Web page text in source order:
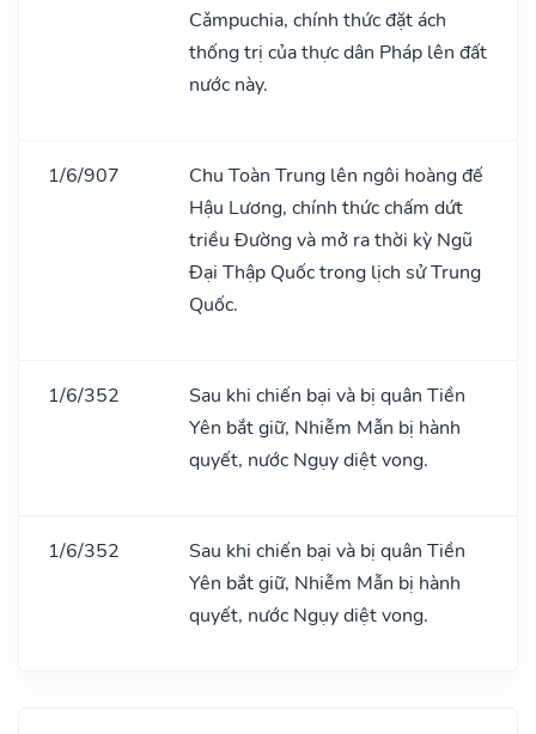
Cǎmpuchia, chính thức đặt ách
thống trị của thực dân Pháp lên đất
nước này.
1/6/907
Chu Toàn Trung lên ngôi hoàng đế
Hậu Lương, chính thức chấm dứt
triều Đường và mở ra thời kỳ Ngũ
Đại Thập Quốc trong lịch sử Trung
Quốc.
1/6/352
Sau khi chiến bại và bị quân Tiền
Yên bắt giữ, Nhiễm Mẫn bị hành
quyết, nước Ngụy diệt vong.
1/6/352
Sau khi chiến bại và bị quân Tiền
Yên bắt giữ, Nhiễm Mẫn bị hành
quyết, nước Ngụy diệt vong.